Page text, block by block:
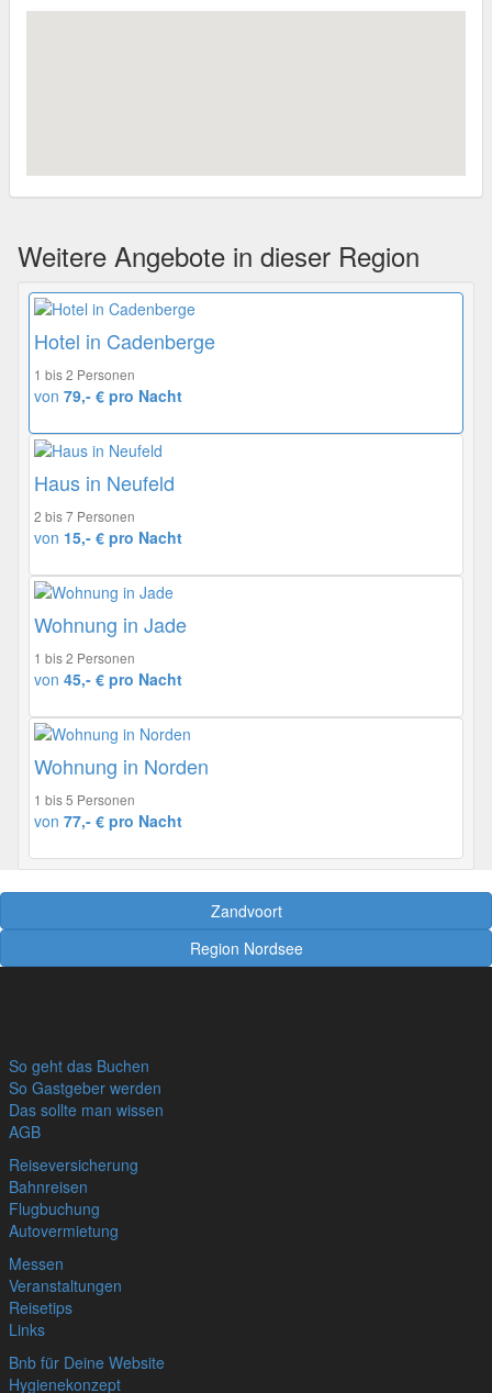
Weitere Angebote in dieser Region
Hotel in Cadenberge
1 bis 2 Personen
von 79,- € pro Nacht
Haus in Neufeld
2 bis 7 Personen
von 15,- € pro Nacht
Wohnung in Jade
1 bis 2 Personen
von 45,- € pro Nacht
Wohnung in Norden
1 bis 5 Personen
von 77,- € pro Nacht
Zandvoort
Region Nordsee
So geht das Buchen
So Gastgeber werden
Das sollte man wissen
AGB
Reiseversicherung
Bahnreisen
Flugbuchung
Autovermietung
Messen
Veranstaltungen
Reisetips
Links
Bnb für Deine Website
Hygienekonzept